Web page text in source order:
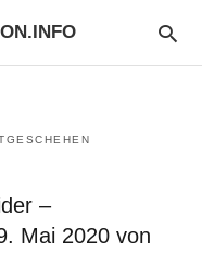
–
Mai 2020 von